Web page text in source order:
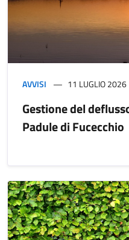
AVVISI 11 LUGLIO 2026
Gestione del
Padule di Fucecchio